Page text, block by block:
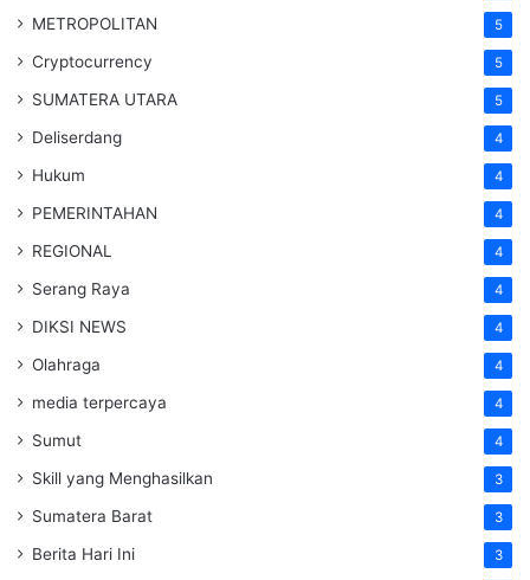
METROPOLITAN 5
Cryptocurrency 5
SUMATERA UTARA 5
Deliserdang 4
Hukum 4
PEMERINTAHAN 4
REGIONAL 4
Serang Raya 4
DIKSI NEWS 4
Olahraga 4
media terpercaya 4
Sumut 4
Skill yang Menghasilkan 3
Sumatera Barat 3
Berita Hari Ini 3